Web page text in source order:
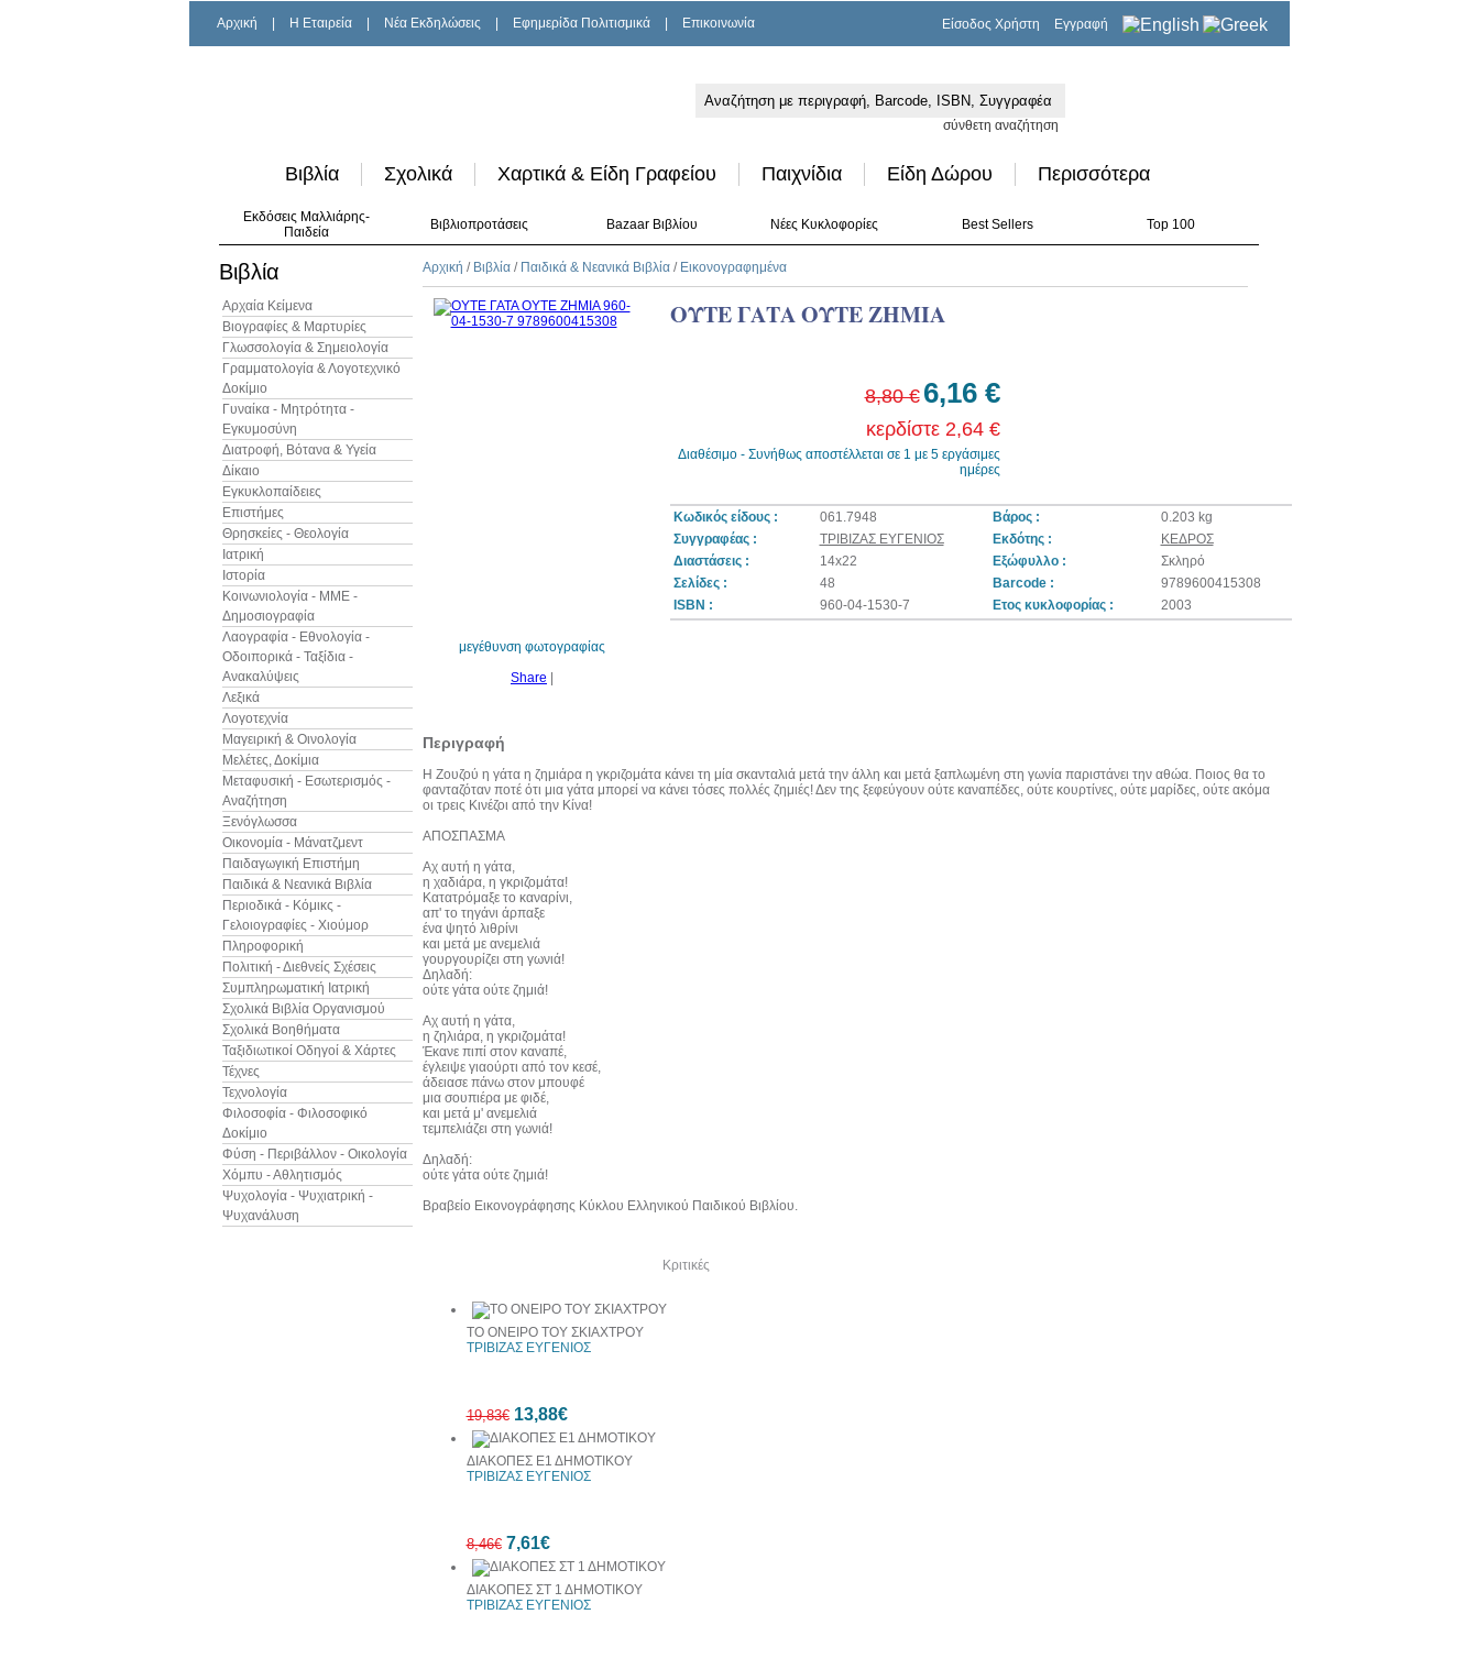
Αρχική H Εταιρεία Νέα Εκδηλώσεις Εφημερίδα Πολιτισμικά Επικοινωνία Είσοδος Χρήστη Εγγραφή
σύνθετη αναζήτηση
Βιβλία Σχολικά Χαρτικά & Είδη Γραφείου Παιχνίδια Είδη Δώρου Περισσότερα
Εκδόσεις Μαλλιάρης-
Παιδεία
Βιβλιοπροτάσεις Bazaar Βιβλίου Νέες Κυκλοφορίες Best Sellers Top 100
Βιβλία
Αρχαία Κείμενα
Βιογραφίες & Μαρτυρίες
Γλωσσολογία & Σημειολογία
Γραμματολογία & Λογοτεχνικό
Δοκίμιο
Γυναίκα - Μητρότητα -
Εγκυμοσύνη
Διατροφή, Βότανα & Υγεία
Δίκαιο
Εγκυκλοπαίδειες
Επιστήμες
Θρησκείες - Θεολογία
Ιατρική
Ιστορία
Κοινωνιολογία - ΜΜΕ -
Δημοσιογραφία
Λαογραφία - Εθνολογία -
Οδοιπορικά - Ταξίδια -
Ανακαλύψεις
Λεξικά
Λογοτεχνία
Μαγειρική & Οινολογία
Μελέτες, Δοκίμια
Μεταφυσική - Εσωτερισμός -
Αναζήτηση
Ξενόγλωσσα
Οικονομία - Μάνατζμεντ
Παιδαγωγική Επιστήμη
Παιδικά & Νεανικά Βιβλία
Περιοδικά - Κόμικς -
Γελοιογραφίες - Χιούμορ
Πληροφορική
Πολιτική - Διεθνείς Σχέσεις
Συμπληρωματική Ιατρική
Σχολικά Βιβλία Οργανισμού
Σχολικά Βοηθήματα
Ταξιδιωτικοί Οδηγοί & Χάρτες
Τέχνες
Τεχνολογία
Φιλοσοφία - Φιλοσοφικό
Δοκίμιο
Φύση - Περιβάλλον - Οικολογία
Χόμπυ - Αθλητισμός
Ψυχολογία - Ψυχιατρική -
Ψυχανάλυση
Αρχική / Βιβλία / Παιδικά & Νεανικά Βιβλία / Εικονογραφημένα
μεγέθυνση φωτογραφίας
Share
ΟΥΤΕ ΓΑΤΑ ΟΥΤΕ ΖΗΜΙΑ
8,80 € 6,16 €
κερδίστε 2,64 €
Διαθέσιμο - Συνήθως αποστέλλεται σε 1 με 5 εργάσιμες
ημέρες
Κωδικός είδους : 061.7948 Βάρος :
0.203 kg
Συγγραφέας :
ΤΡΙΒΙΖΑΣ ΕΥΓΕΝΙΟΣ Εκδότης :
ΚΕΔΡΟΣ
Διαστάσεις :
14x22 Εξώφυλλο :
Σκληρό
Σελίδες :
48 Barcode :
9789600415308
ISBN :
960-04-1530-7 Ετος κυκλοφορίας : 2003
Περιγραφή
Η Ζουζού η γάτα η ζημιάρα η γκριζομάτα κάνει τη μία σκανταλιά μετά την άλλη και μετά ξαπλωμένη στη γωνία παριστάνει την αθώα. Ποιος θα το
φανταζόταν ποτέ ότι μια γάτα μπορεί να κάνει τόσες πολλές ζημιές! Δεν της ξεφεύγουν ούτε καναπέδες, ούτε κουρτίνες, ούτε μαρίδες, ούτε ακόμα
οι τρεις Κινέζοι από την Κίνα!
ΑΠΟΣΠΑΣΜΑ
Αχ αυτή η γάτα,
η χαδιάρα, η γκριζομάτα!
Κατατρόμαξε το καναρίνι,
απ' το τηγάνι άρπαξε
ένα ψητό λιθρίνι
και μετά με ανεμελιά
γουργουρίζει στη γωνιά!
Δηλαδή:
ούτε γάτα ούτε ζημιά!
Αχ αυτή η γάτα,
η ζηλιάρα, η γκριζομάτα!
Έκανε πιπί στον καναπέ,
έγλειψε γιαούρτι από τον κεσέ,
άδειασε πάνω στον μπουφέ
μια σουπιέρα με φιδέ,
και μετά μ' ανεμελιά
τεμπελιάζει στη γωνιά!
Δηλαδή:
ούτε γάτα ούτε ζημιά!
Βραβείο Εικονογράφησης Κύκλου Ελληνικού Παιδικού Βιβλίου.
Κριτικές
ΤΟ ΟΝΕΙΡΟ ΤΟΥ ΣΚΙΑΧΤΡΟΥ
ΤΡΙΒΙΖΑΣ ΕΥΓΕΝΙΟΣ
19,83€ 13,88€
ΔΙΑΚΟΠΕΣ Ε1 ΔΗΜΟΤΙΚΟΥ
ΤΡΙΒΙΖΑΣ ΕΥΓΕΝΙΟΣ
8,46€ 7,61€
ΔΙΑΚΟΠΕΣ ΣΤ 1 ΔΗΜΟΤΙΚΟΥ
ΤΡΙΒΙΖΑΣ ΕΥΓΕΝΙΟΣ